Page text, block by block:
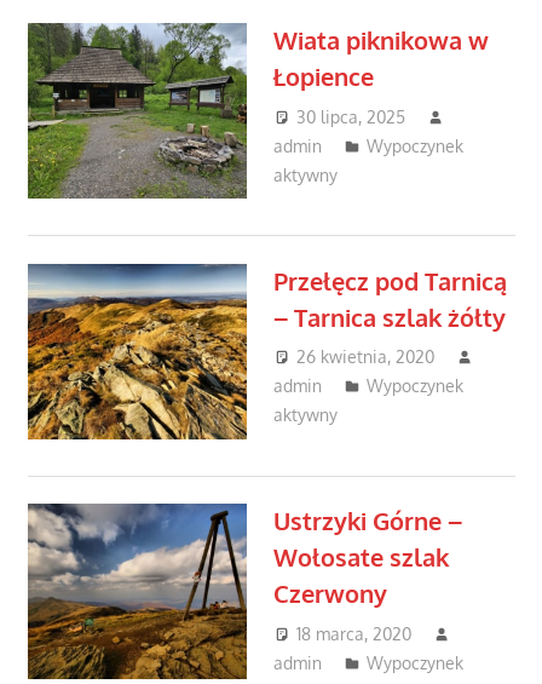
Wiata piknikowa w
Łopience
30 lipca, 2025
admin
Wypoczynek
aktywny
Przełęcz pod Tarnicą
– Tarnica szlak żółty
26 kwietnia, 2020
admin
Wypoczynek
aktywny
Ustrzyki Górne –
Wołosate szlak
Czerwony
18 marca, 2020
admin
Wypoczynek